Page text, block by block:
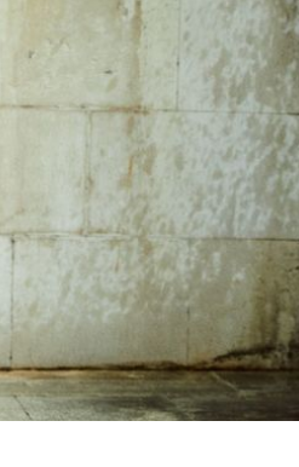
Infantil
Música
Escénicas